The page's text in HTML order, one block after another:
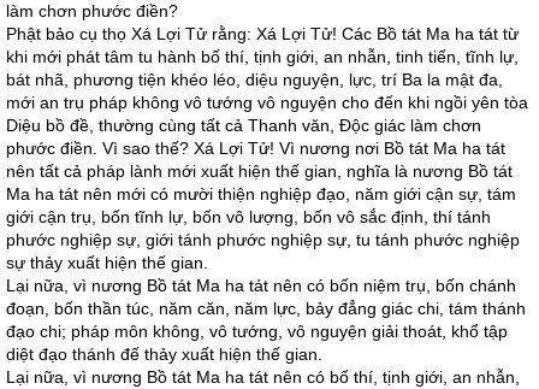
làm chơn phước điền?
Phật bảo cụ thọ Xá Lợi Tử rằng: Xá Lợi Tử! Các Bồ tát Ma ha tát từ
khi mới phát tâm tu hành bố thí, tịnh giới, an nhẫn, tinh tiến, tĩnh lự,
bát nhã, phương tiện khéo léo, diệu nguyện, lực, trí Ba la mật đa,
mới an trụ pháp không vô tướng vô nguyện cho đến khi ngồi yên tòa
Diệu bồ đề, thường cùng tất cả Thanh văn, Độc giác làm chơn
phước điền. Vì sao thế? Xá Lợi Tử! Vì nương nơi Bồ tát Ma ha tát
nên tất cả pháp lành mới xuất hiện thế gian, nghĩa là nương Bồ tát
Ma ha tát nên mới có mười thiện nghiệp đạo, năm giới cận sự, tám
giới cận trụ, bốn tĩnh lự, bốn vô lượng, bốn vô sắc định, thí tánh
phước nghiệp sự, giới tánh phước nghiệp sự, tu tánh phước nghiệp
sự thảy xuất hiện thế gian.
Lại nữa, vì nương Bồ tát Ma ha tát nên có bốn niệm trụ, bốn chánh
đoạn, bốn thần túc, năm căn, năm lực, bảy đẳng giác chi, tám thánh
đạo chi; pháp môn không, vô tướng, vô nguyện giải thoát, khổ tập
diệt đạo thánh đế thảy xuất hiện thế gian.
Lại nữa, vì nương Bồ tát Ma ha tát nên có bố thí, tịnh giới, an nhẫn,